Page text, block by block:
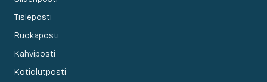
Tisleposti
Ruokaposti
Kahviposti
Kotiolutposti